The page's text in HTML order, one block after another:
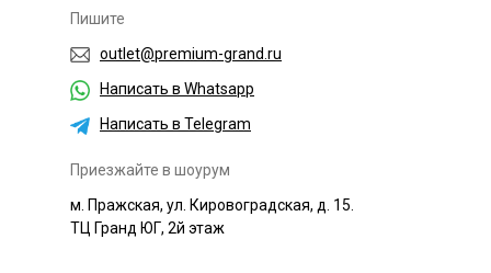
outlet@premium-grand.ru
Написать в Whatsapp
Написать в Telegram
м. Пражская, ул. Кировоградская, д. 15.
ТЦ Гранд ЮГ, 2й этаж
Приезжайте в шоурум
Пишите